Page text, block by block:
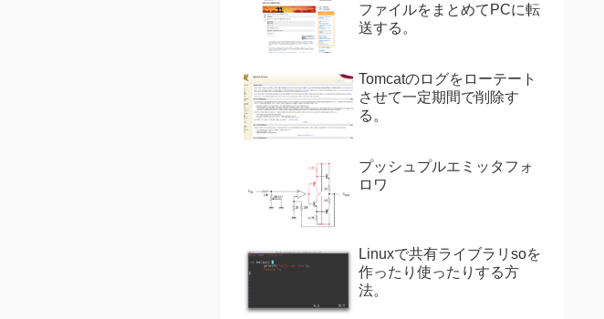
ファイルをまとめてPCに転
送する。
Tomcatのログをローテート
させて一定期間で削除す
る。
プッシュプルエミッタフォ
ロワ
Linuxで共有ライブラリsoを
作ったり使ったりする方
法。